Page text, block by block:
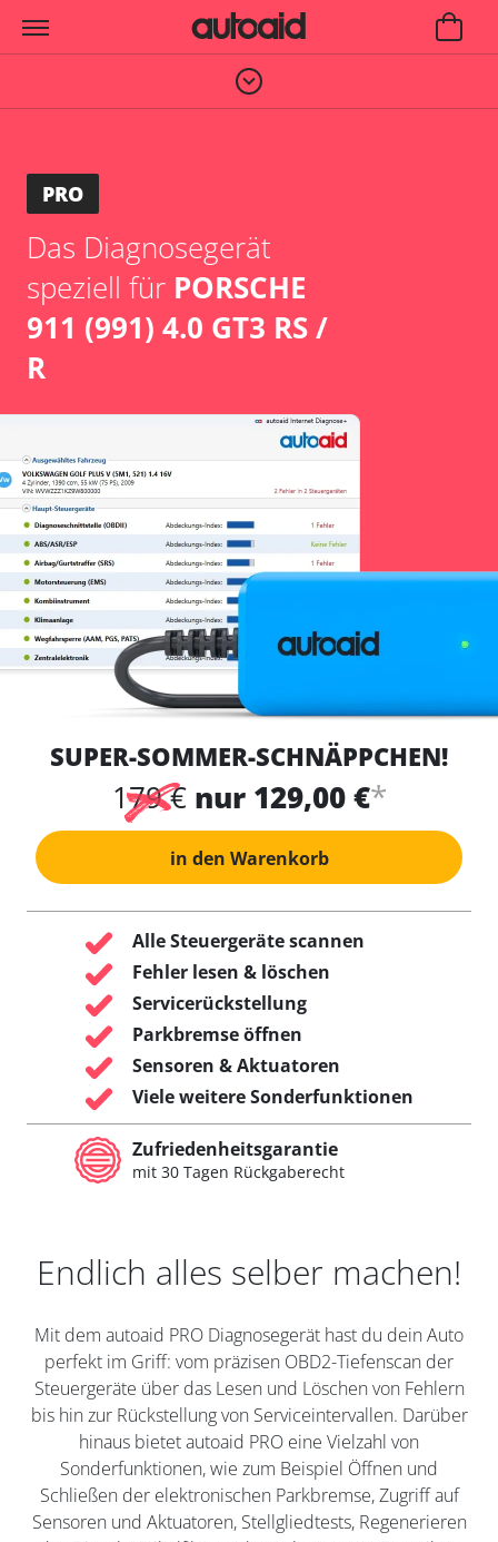
PRO
Das Diagnosegerät
speziell für PORSCHE
911 (991) 4.0 GT3 RS /
R
SUPER-SOMMER-SCHNÄPPCHEN!
179 € nur 129,00 €*
in den Warenkorb
Alle Steuergeräte scannen
Fehler lesen & löschen
Servicerückstellung
Parkbremse öffnen
Sensoren & Aktuatoren
Viele weitere Sonderfunktionen
Zufriedenheitsgarantie
mit 30 Tagen Rückgaberecht
Endlich alles selber machen!
Mit dem autoaid PRO Diagnosegerät hast du dein Auto
perfekt im Griff: vom präzisen OBD2-Tiefenscan der
Steuergeräte über das Lesen und Löschen von Fehlern
bis hin zur Rückstellung von Serviceintervallen. Darüber
hinaus bietet autoaid PRO eine Vielzahl von
Sonderfunktionen, wie zum Beispiel Öffnen und
Schließen der elektronischen Parkbremse, Zugriff auf
Sensoren und Aktuatoren, Stellgliedtests, Regenerieren